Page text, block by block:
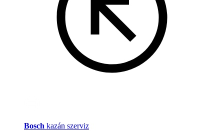
Bosch kazán szerviz